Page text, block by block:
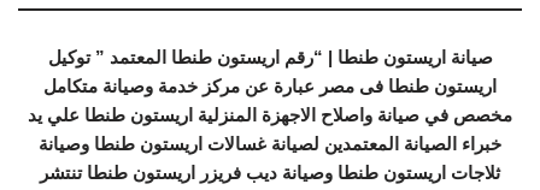
صيانة اريستون طنطا | “رقم اريستون طنطا المعتمد ” توكيل
اريستون طنطا فى مصر عبارة عن مركز خدمة وصيانة متكامل
مخصص في صيانة واصلاح الاجهزة المنزلية اريستون طنطا علي يد
خبراء الصيانة المعتمدين لصيانة غسالات اريستون طنطا وصيانة
ثلاجات اريستون طنطا وصيانة ديب فريزر اريستون طنطا تنتشر